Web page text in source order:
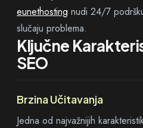
eunethosting nudi 24/7
slučaju problema.
Ključne
SEO
Brzina Učitavanja
Jedna od najvažnijih